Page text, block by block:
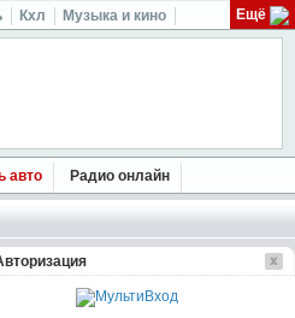
Кхл Музыка и кино Ещё
авто Радио онлайн